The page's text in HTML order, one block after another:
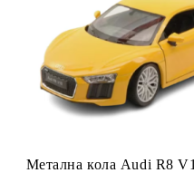
Метална кола Audi R8